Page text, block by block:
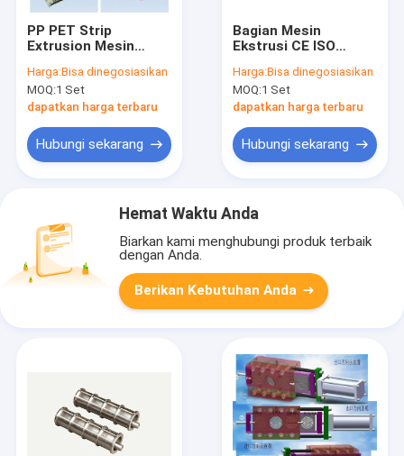
PP PET Strip
Extrusion Mesin
Screw Extruder suku
cadang
Harga:Bisa dinegosiasikan
MOQ:1 Set
dapatkan harga terbaru
Hubungi sekarang
Bagian Mesin
Ekstrusi CE ISO
Pita Plastik
Harga:Bisa dinegosiasikan
MOQ:1 Set
dapatkan harga terbaru
Hubungi sekarang
Hemat Waktu Anda
Biarkan kami menghubungi produk terbaik
dengan Anda.
Berikan Kebutuhan Anda